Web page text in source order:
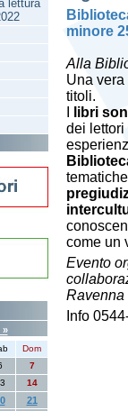
minore
Alla
Una
titoli.
libri
dei lettori
come un
Evento
Ravenna
Info
lettura
»
Dom
7
14
21